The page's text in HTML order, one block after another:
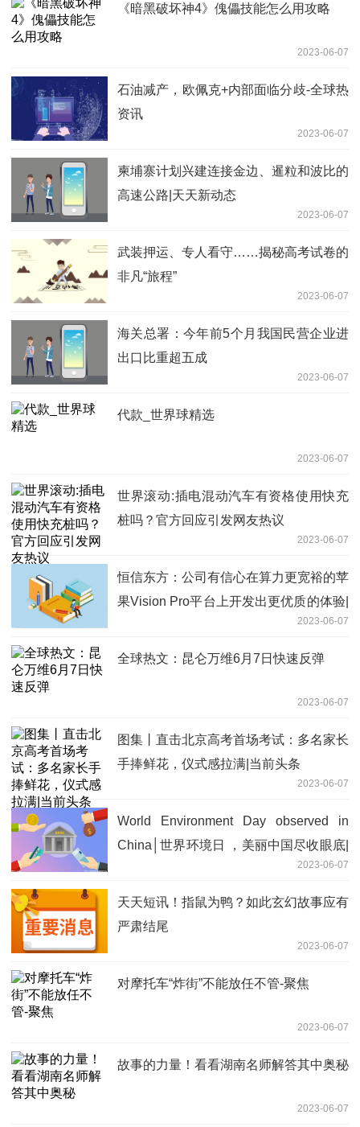
《暗黑破坏神4》傀儡技能怎么用攻略
2023-06-07
石油减产，欧佩克+内部面临分歧-全球热
资讯
2023-06-07
柬埔寨计划兴建连接金边、暹粒和波比的
高速公路|天天新动态
2023-06-07
武装押运、专人看守……揭秘高考试卷的
非凡“旅程”
2023-06-07
海关总署：今年前5个月我国民营企业进
出口比重超五成
2023-06-07
代款_世界球精选
2023-06-07
世界滚动:插电混动汽车有资格使用快充
桩吗？官方回应引发网友热议
2023-06-07
恒信东方：公司有信心在算力更宽裕的苹
果Vision Pro平台上开发出更优质的体验|
2023-06-07
全球热文：昆仑万维6月7日快速反弹
2023-06-07
图集丨直击北京高考首场考试：多名家长
手捧鲜花，仪式感拉满|当前头条
2023-06-07
World Environment Day observed in
China│世界环境日 ，美丽中国尽收眼底|
2023-06-07
天天短讯！指鼠为鸭？如此玄幻故事应有
严肃结尾
2023-06-07
对摩托车“炸街”不能放任不管-聚焦
2023-06-07
故事的力量！看看湖南名师解答其中奥秘
2023-06-07